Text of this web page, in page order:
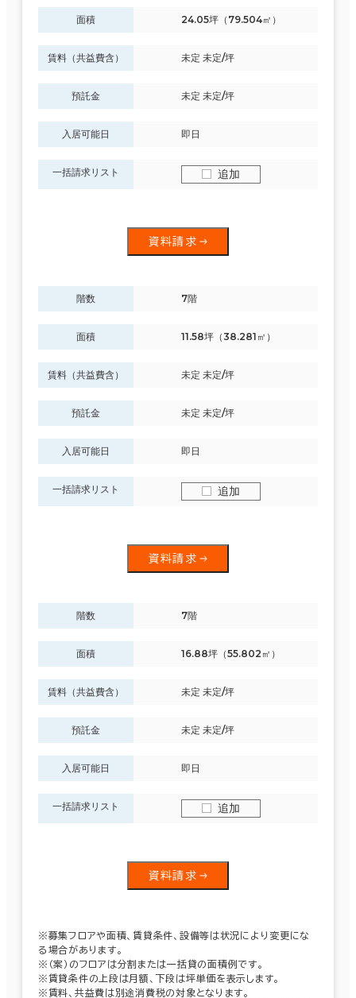
面積 24.05坪（79.504㎡）
賃料（共益費含） 未定 未定/坪
預託金 未定 未定/坪
入居可能日 即日
一括請求リスト 追加
資料請求
階数 7階
面積 11.58坪（38.281㎡）
賃料（共益費含） 未定 未定/坪
預託金 未定 未定/坪
入居可能日 即日
一括請求リスト 追加
資料請求
階数 7階
面積 16.88坪（55.802㎡）
賃料（共益費含） 未定 未定/坪
預託金 未定 未定/坪
入居可能日 即日
一括請求リスト 追加
資料請求
※募集フロアや面積、賃貸条件、設備等は状況により変更にな
る場合があります。
※（案）のフロアは分割または一括貸の面積例です。
※賃貸条件の上段は月額、下段は坪単価を表示します。
※賃料、共益費は別途消費税の対象となります。